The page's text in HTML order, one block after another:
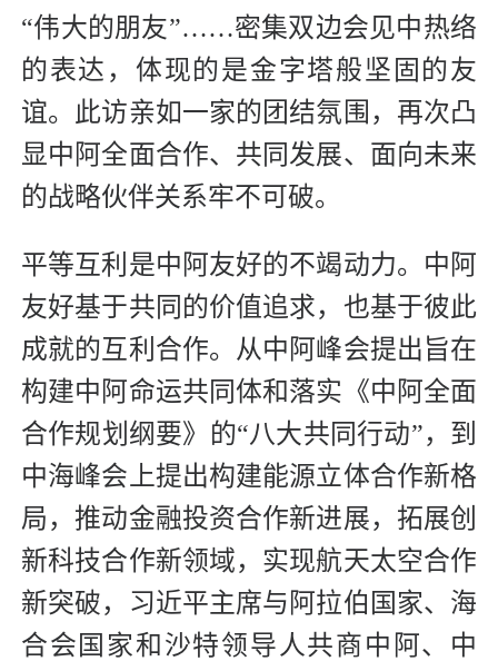
“伟大的朋友”……密集双边会见中热络
的表达，体现的是金字塔般坚固的友
谊。此访亲如一家的团结氛围，再次凸
显中阿全面合作、共同发展、面向未来
的战略伙伴关系牢不可破。
平等互利是中阿友好的不竭动力。中阿
友好基于共同的价值追求，也基于彼此
成就的互利合作。从中阿峰会提出旨在
构建中阿命运共同体和落实《中阿全面
合作规划纲要》的“八大共同行动”，到
中海峰会上提出构建能源立体合作新格
局，推动金融投资合作新进展，拓展创
新科技合作新领域，实现航天太空合作
新突破，习近平主席与阿拉伯国家、海
合会国家和沙特领导人共商中阿、中